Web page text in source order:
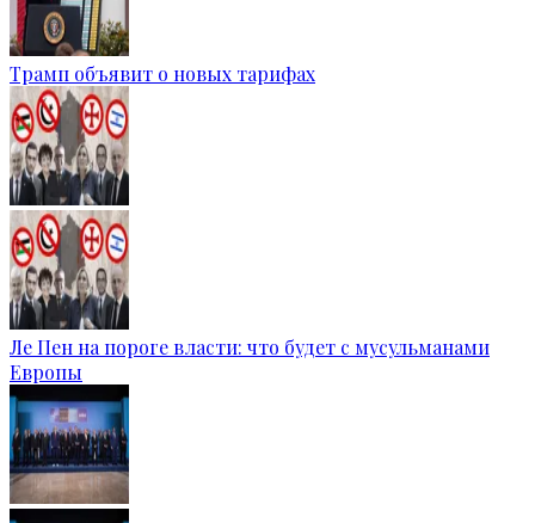
Трамп объявит о новых тарифах
Ле Пен на пороге власти: что будет с мусульманами
Европы